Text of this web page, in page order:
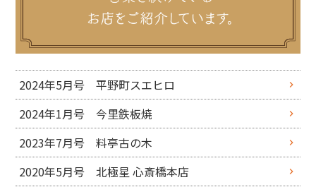
2024年5月号 平野町スエヒロ
2024年1月号 今里鉄板焼
2023年7月号 料亭古の木
2020年5月号 北極星 心斎橋本店